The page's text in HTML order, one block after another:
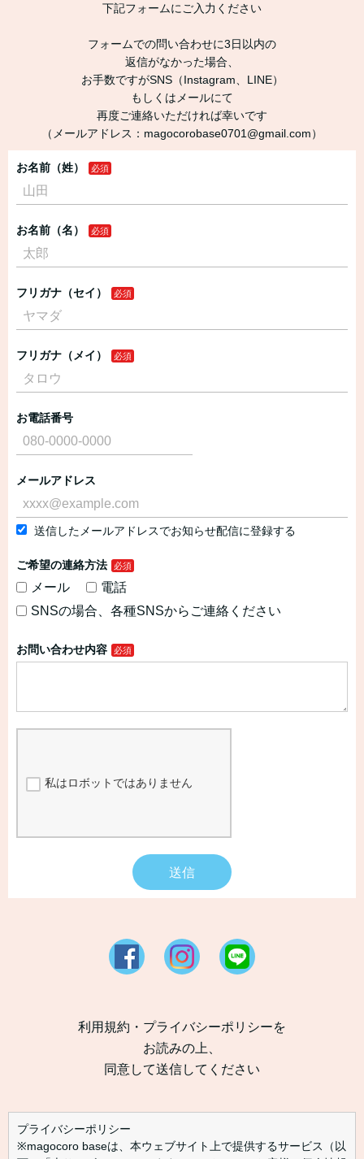
下記フォームにご入力ください
フォームでの問い合わせに3日以内の
返信がなかった場合、
お手数ですがSNS（Instagram、LINE）
もしくはメールにて
再度ご連絡いただければ幸いです
（メールアドレス：magocorobase0701@gmail.com）
お名前（姓）
お名前（名）
フリガナ（セイ）
フリガナ（メイ）
お電話番号
メールアドレス
送信したメールアドレスでお知らせ配信に登録する
ご希望の連絡方法
メール
電話
SNSの場合、各種SNSからご連絡ください
お問い合わせ内容
私はロボットではありません
送信
利用規約・プライバシーポリシーを
お読みの上、
同意して送信してください
プライバシーポリシー
※magocoro baseは、本ウェブサイト上で提供するサービス（以